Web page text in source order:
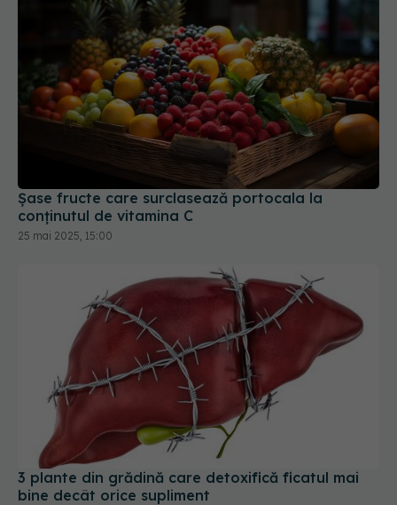
Șase fructe care surclasează portocala la
conținutul de vitamina C
25 mai 2025, 15:00
3 plante din grădină care detoxifică ficatul mai
bine decât orice supliment